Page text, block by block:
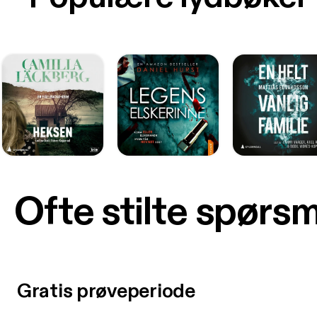
Ofte stilte
Gratis prøveperiode